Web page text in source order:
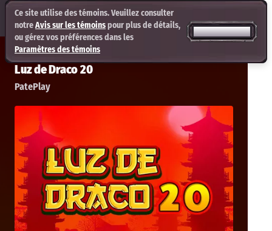
Luz de Draco 20
PatePlay
Ce site utilise des témoins. Veuillez consulter
notreAvis sur les témoinspour plus de détails,
ou gérez vos préférences dans les
Paramètres des témoins
TOUT ACCEPTER